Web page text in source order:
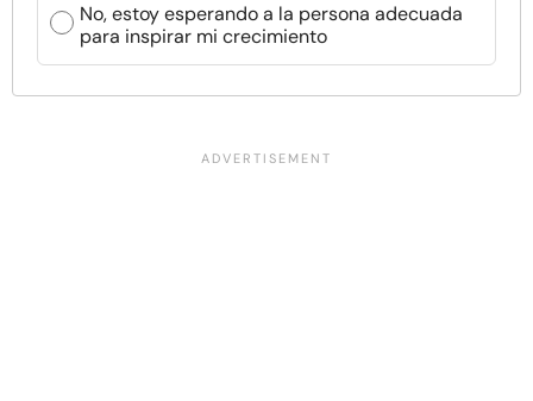
No, estoy esperando a la persona adecuada
para inspirar mi crecimiento